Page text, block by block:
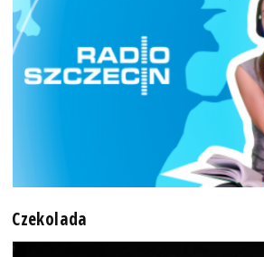
Czekolada